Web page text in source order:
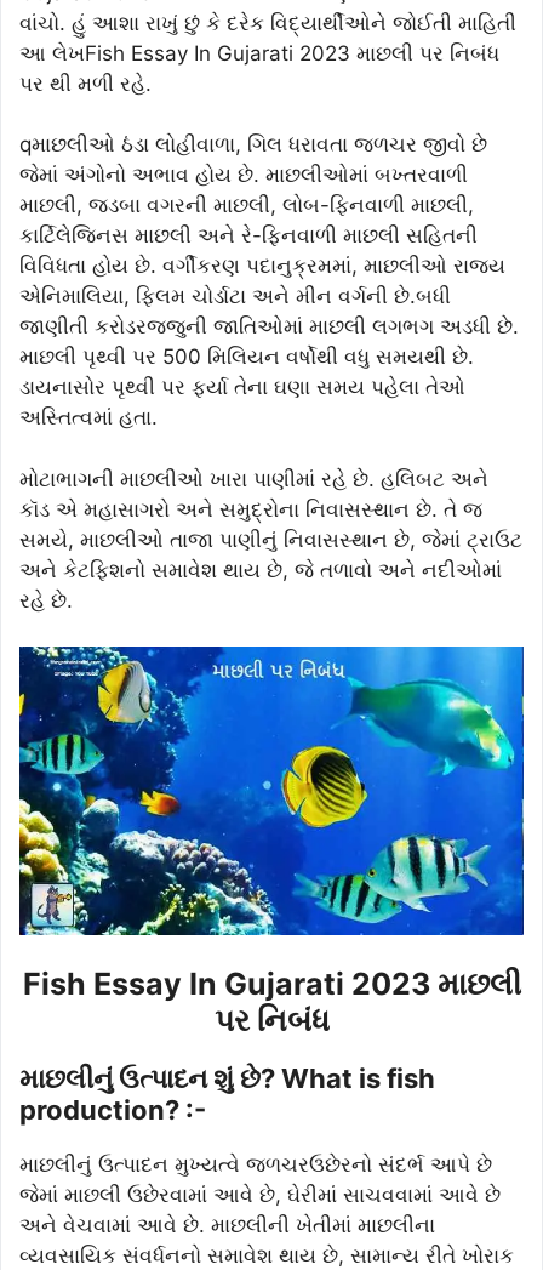
વાંચો. હું આશા રાખું છું કે દરેક વિદ્યાર્થીઓને જોઈતી માહિતી
આ લેખFish Essay In Gujarati 2023 માછલી પર નિબંધ
પર થી મળી રહે.
qમાછલીઓ ઠંડા લોહીવાળા, ગિલ ધરાવતા જળચર જીવો છે
જેમાં અંગોનો અભાવ હોય છે. માછલીઓમાં બખ્તરવાળી
માછલી, જડબા વગરની માછલી, લોબ-ફિનવાળી માછલી,
કાર્ટિલેજિનસ માછલી અને રે-ફિનવાળી માછલી સહિતની
વિવિધતા હોય છે. વર્ગીકરણ પદાનુક્રમમાં, માછલીઓ રાજ્ય
એનિમાલિયા, ફિલમ ચોર્ડાટા અને મીન વર્ગની છે.બધી
જાણીતી કરોડરજ્જુની જાતિઓમાં માછલી લગભગ અડધી છે.
માછલી પૃથ્વી પર 500 મિલિયન વર્ષોથી વધુ સમયથી છે.
ડાયનાસોર પૃથ્વી પર ફર્યા તેના ઘણા સમય પહેલા તેઓ
અસ્તિત્વમાં હતા.
મોટાભાગની માછલીઓ ખારા પાણીમાં રહે છે. હલિબટ અને
કૉડ એ મહાસાગરો અને સમુદ્રોના નિવાસસ્થાન છે. તે જ
સમયે, માછલીઓ તાજા પાણીનું નિવાસસ્થાન છે, જેમાં ટ્રાઉટ
અને કેટફિશનો સમાવેશ થાય છે, જે તળાવો અને નદીઓમાં
રહે છે.
Fish Essay In Gujarati 2023 માછલી
પર નિબંધ
માછલીનું ઉત્પાદન શું છે? What is fish
production? :-
માછલીનું ઉત્પાદન મુખ્યત્વે જળચરઉછેરનો સંદર્ભ આપે છે
જેમાં માછલી ઉછેરવામાં આવે છે, ઘેરીમાં સાચવવામાં આવે છે
અને વેચવામાં આવે છે. માછલીની ખેતીમાં માછલીના
વ્યવસાયિક સંવર્ધનનો સમાવેશ થાય છે, સામાન્ય રીતે ખોરાક